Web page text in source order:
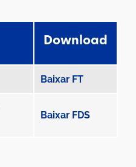
Download
Baixar FT
Baixar FDS